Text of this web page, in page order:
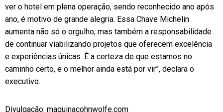
ver o hotel em plena operação, sendo reconhecido ano após
ano, é motivo de grande alegria. Essa Chave Michelin
aumenta não só o orgulho, mas também a responsabilidade
de continuar viabilizando projetos que oferecem excelência
e experiências únicas. É a certeza de que estamos no
caminho certo, e o melhor ainda está por vir”, declara o
executivo.
Divulgação: maquinacohnwolfe.com